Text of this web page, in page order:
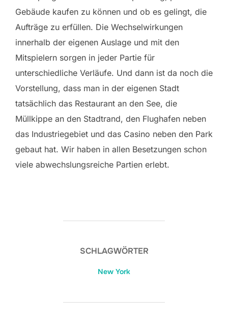
Gebäude kaufen zu können und ob es gelingt, die
Aufträge zu erfüllen. Die Wechselwirkungen
innerhalb der eigenen Auslage und mit den
Mitspielern sorgen in jeder Partie für
unterschiedliche Verläufe. Und dann ist da noch die
Vorstellung, dass man in der eigenen Stadt
tatsächlich das Restaurant an den See, die
Müllkippe an den Stadtrand, den Flughafen neben
das Industriegebiet und das Casino neben den Park
gebaut hat. Wir haben in allen Besetzungen schon
viele abwechslungsreiche Partien erlebt.
SCHLAGWÖRTER
New York